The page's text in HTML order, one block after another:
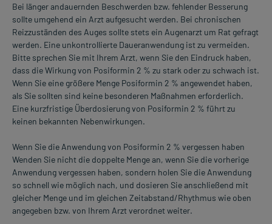
Bei länger andauernden Beschwerden bzw. fehlender Besserung
sollte umgehend ein Arzt aufgesucht werden. Bei chronischen
Reizzuständen des Auges sollte stets ein Augenarzt um Rat gefragt
werden. Eine unkontrollierte Daueranwendung ist zu vermeiden.
Bitte sprechen Sie mit Ihrem Arzt, wenn Sie den Eindruck haben,
dass die Wirkung von Posiformin 2 % zu stark oder zu schwach ist.
Wenn Sie eine größere Menge Posiformin 2 % angewendet haben,
als Sie sollten sind keine besonderen Maßnahmen erforderlich.
Eine kurzfristige Überdosierung von Posiformin 2 % führt zu
keinen bekannten Nebenwirkungen.
Wenn Sie die Anwendung von Posiformin 2 % vergessen haben
Wenden Sie nicht die doppelte Menge an, wenn Sie die vorherige
Anwendung vergessen haben, sondern holen Sie die Anwendung
so schnell wie möglich nach, und dosieren Sie anschließend mit
gleicher Menge und im gleichen Zeitabstand/Rhythmus wie oben
angegeben bzw. von Ihrem Arzt verordnet weiter.